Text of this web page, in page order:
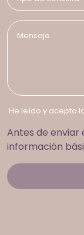
He leído y acepto
Antes de enviar
información